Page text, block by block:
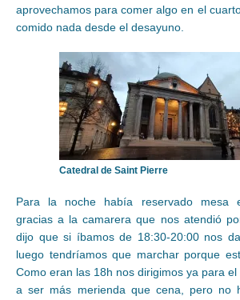
aprovechamos para comer algo en el
comido nada desde el desayuno.
Catedral de Saint Pierre
Para la noche había reservado mesa
gracias a la camarera que nos atendió
dijo que si íbamos de 18:30-20:00 nos
luego tendríamos que marchar porque
Como eran las 18h nos dirigimos ya para
a ser más merienda que cena, pero no